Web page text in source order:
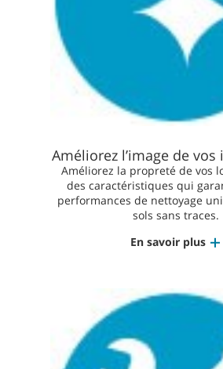
Améliorez l’image de
Améliorez la propreté de vos
des caractéristiques qui
performances de nettoyage
sols sans traces.
En savoir plus